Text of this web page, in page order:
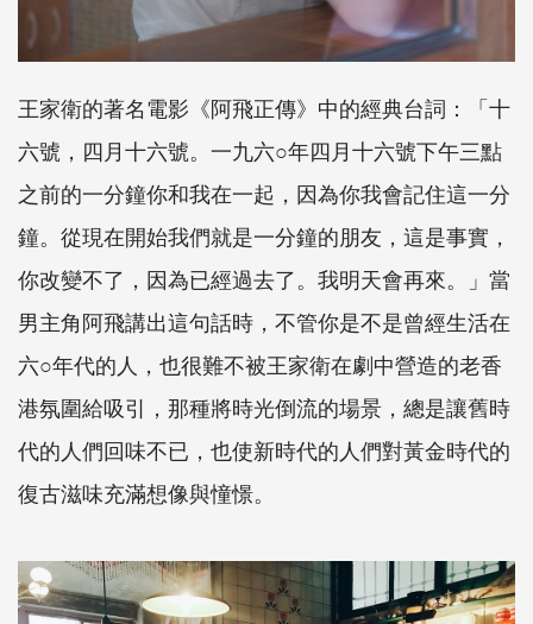
王家衛的著名電影《阿飛正傳》中的經典台詞：「十
六號，四月十六號。一九六○年四月十六號下午三點
之前的一分鐘你和我在一起，因為你我會記住這一分
鐘。從現在開始我們就是一分鐘的朋友，這是事實，
你改變不了，因為已經過去了。我明天會再來。」當
男主角阿飛講出這句話時，不管你是不是曾經生活在
六○年代的人，也很難不被王家衛在劇中營造的老香
港氛圍給吸引，那種將時光倒流的場景，總是讓舊時
代的人們回味不已，也使新時代的人們對黃金時代的
復古滋味充滿想像與憧憬。